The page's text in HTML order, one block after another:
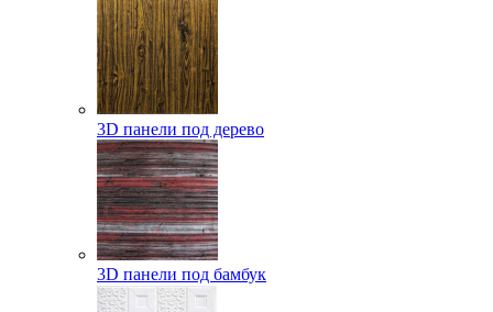
3D панели под дерево
3D панели под бамбук